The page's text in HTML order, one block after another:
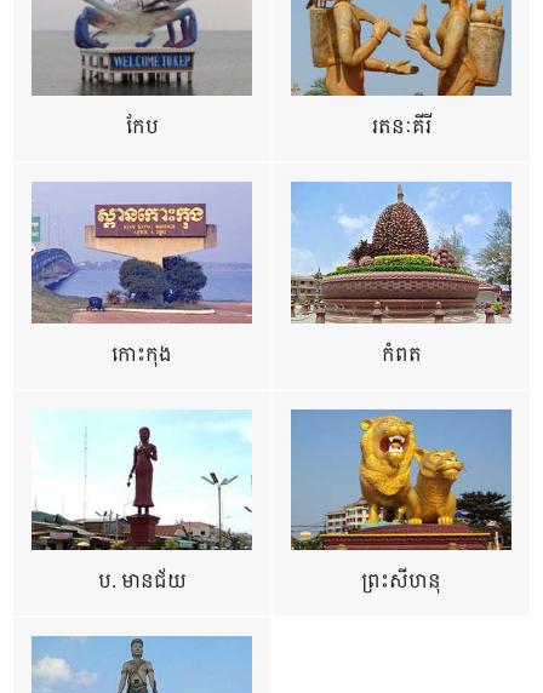
កែប រតនៈគីរី
កោះកុង កំពត
ប. មានជ័យ ព្រះសីហនុ